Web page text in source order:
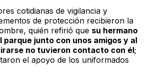
cotidianas de vigilancia y
de protección recibieron la
quién refirió que su hermano
parque junto con unos amigos y al
no tuvieron contacto con él;
el apoyo de los uniformados